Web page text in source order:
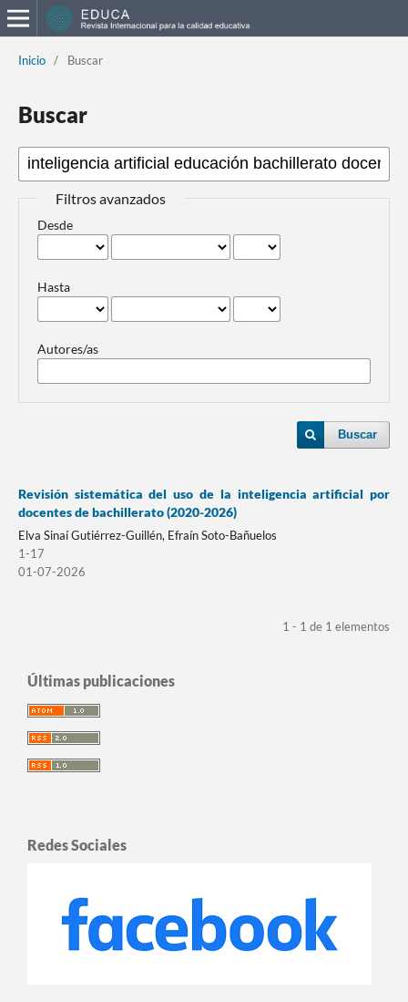
Inicio / Buscar
Buscar
Filtros avanzados
Desde
Hasta
Autores/as
Buscar
Revisión sistemática del uso de la inteligencia artificial por
docentes de bachillerato (2020-2026)
Elva Sinaí Gutiérrez-Guillén, Efraín Soto-Bañuelos
1-17
01-07-2026
1 - 1 de 1 elementos
Últimas publicaciones
Redes Sociales